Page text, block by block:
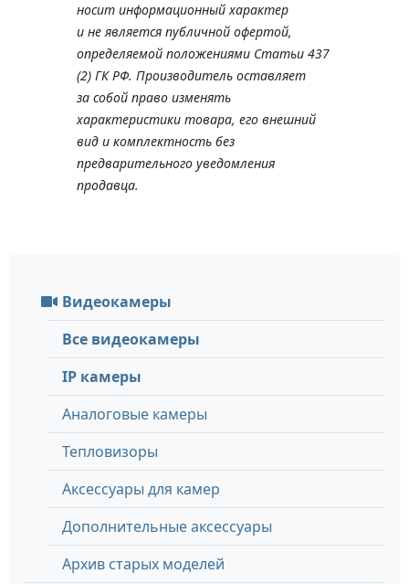
носит информационный характер
и не является публичной офертой,
определяемой положениями Статьи 437
(2) ГК РФ. Производитель оставляет
за собой право изменять
характеристики товара, его внешний
вид и комплектность без
предварительного уведомления
продавца.
Видеокамеры
Все видеокамеры
IP камеры
Аналоговые камеры
Тепловизоры
Аксессуары для камер
Дополнительные аксессуары
Архив старых моделей